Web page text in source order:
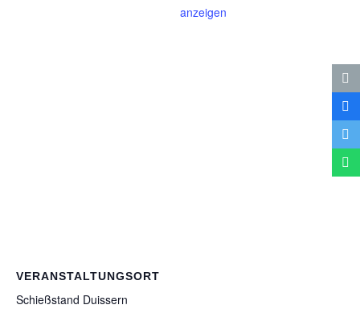
anzeigen
VERANSTALTUNGSORT
Schieß­stand Duissern